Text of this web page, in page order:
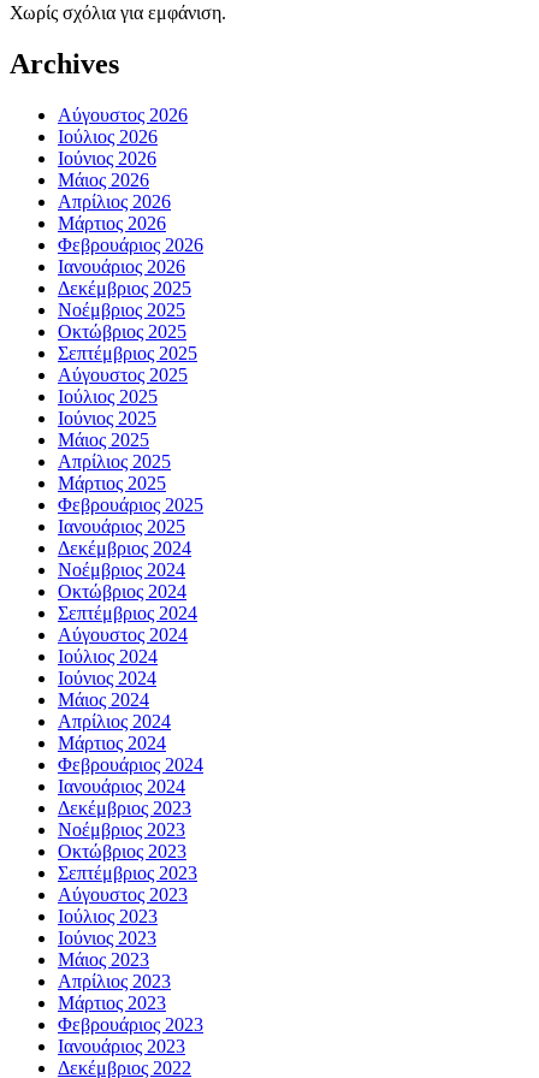
Χωρίς σχόλια για εμφάνιση.
Archives
Αύγουστος 2026
Ιούλιος 2026
Ιούνιος 2026
Μάιος 2026
Απρίλιος 2026
Μάρτιος 2026
Φεβρουάριος 2026
Ιανουάριος 2026
Δεκέμβριος 2025
Νοέμβριος 2025
Οκτώβριος 2025
Σεπτέμβριος 2025
Αύγουστος 2025
Ιούλιος 2025
Ιούνιος 2025
Μάιος 2025
Απρίλιος 2025
Μάρτιος 2025
Φεβρουάριος 2025
Ιανουάριος 2025
Δεκέμβριος 2024
Νοέμβριος 2024
Οκτώβριος 2024
Σεπτέμβριος 2024
Αύγουστος 2024
Ιούλιος 2024
Ιούνιος 2024
Μάιος 2024
Απρίλιος 2024
Μάρτιος 2024
Φεβρουάριος 2024
Ιανουάριος 2024
Δεκέμβριος 2023
Νοέμβριος 2023
Οκτώβριος 2023
Σεπτέμβριος 2023
Αύγουστος 2023
Ιούλιος 2023
Ιούνιος 2023
Μάιος 2023
Απρίλιος 2023
Μάρτιος 2023
Φεβρουάριος 2023
Ιανουάριος 2023
Δεκέμβριος 2022